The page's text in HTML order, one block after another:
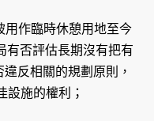
用作臨時休憩用地至今
有否評估長期沒有把有
反相關的規劃原則，
設施的權利；